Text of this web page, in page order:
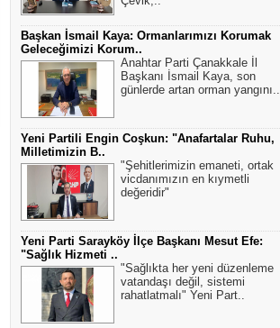
Başkan İsmail Kaya: Ormanlarımızı Korumak
Geleceğimizi Korum..
Anahtar Parti Çanakkale İl
Başkanı İsmail Kaya, son
günlerde artan orman yangını..
Yeni Partili Engin Coşkun: "Anafartalar Ruhu,
Milletimizin B..
"Şehitlerimizin emaneti, ortak
vicdanımızın en kıymetli
değeridir"
Yeni Parti Sarayköy İlçe Başkanı Mesut Efe:
"Sağlık Hizmeti ..
"Sağlıkta her yeni düzenleme
vatandaşı değil, sistemi
rahatlatmalı" Yeni Part..